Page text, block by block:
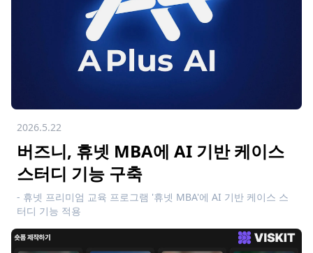
2026.5.22
버즈니, 휴넷 MBA에 AI 기반 케이스
스터디 기능 구축
- 휴넷 프리미엄 교육 프로그램 '휴넷 MBA'에 AI 기반 케이스 스
터디 기능 적용
커머스 특화 AI 노하우 바탕으로 교육 분야 첫 진출… AI 비즈니